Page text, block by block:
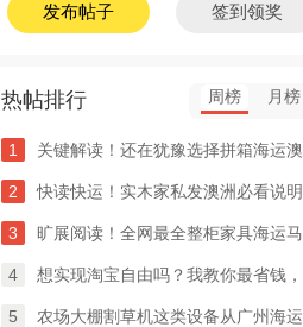
发布帖子 签到领奖
热帖排行 周榜 月榜
1 关键解读！还在犹豫选择拼箱海运澳洲or整柜海运悉尼墨尔本的朋友
2 快读快运！实木家私发澳洲必看说明这类家具熏蒸杀毒再可海运布里
3 旷展阅读！全网最全整柜家具海运马来西亚怡保的保姆式海运攻略！
4 想实现淘宝自由吗？我教你最省钱，最方便的方法
5 农场大棚割草机这类设备从广州海运到澳洲堪培拉过海关需要提供什